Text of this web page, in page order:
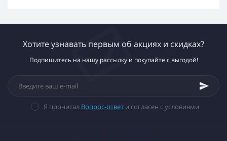
Хотите узнавать первым об акциях и скидках?
Подпишитесь на нашу рассылку и покупайте с выгодой!
Я прочитал Вопрос-ответи согласен с условиями